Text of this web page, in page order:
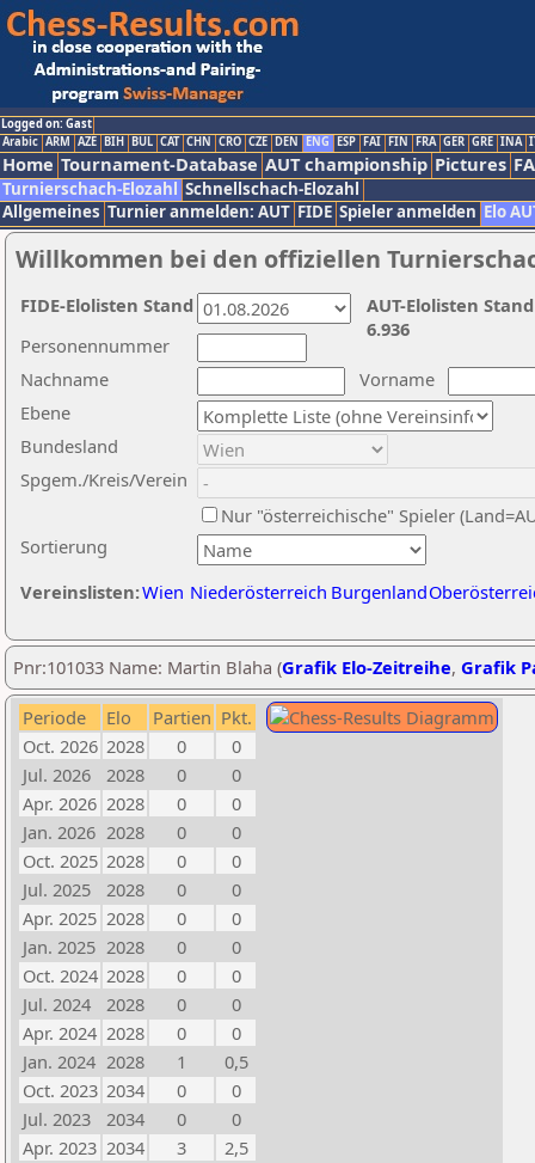
Logged on: Gast
Arabic ARM AZE BIH BUL CAT CHN CRO CZE DEN ENG ESP FAI FIN FRA GER GRE INA
Home Tournament-Database AUT championship Pictures
Turnierschach-Elozahl Schnellschach-Elozahl
Allgemeines Turnier anmelden: AUT FIDE Spieler anmelden Elo
Willkommen bei den offiziellen
Nachname
Vorname
Ebene
Sortierung
Personennummer
Bundesland
Spgem./Kreis/Verein
Nur "österreichische" Spieler
Vereinslisten:Wien Niederösterreich Burgenland
AUT-Elolisten
6.936
FIDE-Elolisten Stand
Pnr:101033 Name: Martin Blaha (Grafik Elo-Zeitreihe, Grafik
Periode Elo Partien Pkt.
Oct. 2026 2028 0
0
Jul. 2026
2028 0
0
Apr. 2026 2028 0
0
Jan. 2026 2028 0
0
Oct. 2025 2028 0
0
Jul. 2025
2028 0
0
Apr. 2025 2028 0
0
Jan. 2025 2028 0
0
Oct. 2024 2028 0
0
Jul. 2024
2028 0
0
Apr. 2024 2028 0
0
Jan. 2024 2028 1
0,5
Oct. 2023 2034 0
0
Jul. 2023
2034 0
0
Apr. 2023 2034 3
2,5